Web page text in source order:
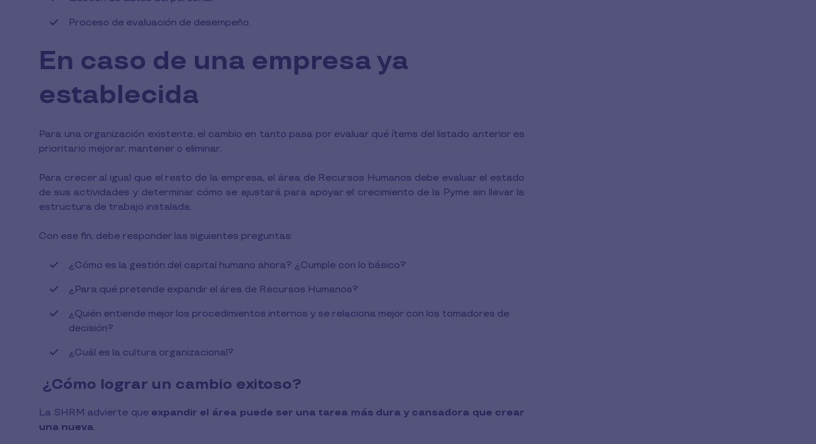
Proceso de evaluación de desempeño.
En caso de una empresa ya
establecida
Para una organización existente, el cambio en tanto pasa por evaluar qué ítems del listado anterior es
prioritario mejorar, mantener o eliminar.
Para crecer al igual que el resto de la empresa, el área de Recursos Humanos debe evaluar el estado
de sus actividades y determinar cómo se ajustará para apoyar el crecimiento de la Pyme sin llevar la
estructura de trabajo instalada.
Con ese fin, debe responder las siguientes preguntas:
¿Cómo es la gestión del capital humano ahora? ¿Cumple con lo básico?
¿Para qué pretende expandir el área de Recursos Humanos?
¿Quién entiende mejor los procedimientos internos y se relaciona mejor con los tomadores de
decisión?
¿Cuál es la cultura organizacional?
¿Cómo lograr un cambio exitoso?
La SHRM advierte que expandir el área puede ser una tarea más dura y cansadora que crear
una nueva.